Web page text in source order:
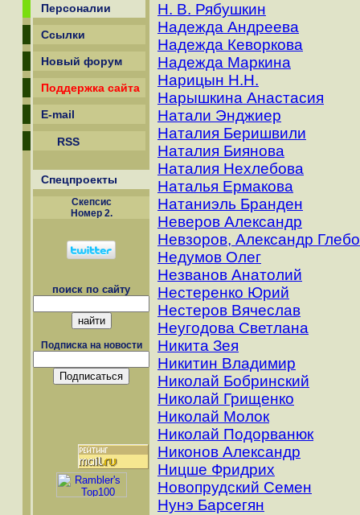
Персоналии
Ссылки
Новый форум
Поддержка сайта
E-mail
RSS
Спецпроекты
Скепсиc
Номер 2.
поиск по сайту
Подписка на новости
Н. В. Рябушкин
Надежда Андреева
Надежда Кеворкова
Надежда Маркина
Нарицын Н.Н.
Нарышкина Анастасия
Натали Энджиер
Наталия Беришвили
Наталия Биянова
Наталия Нехлебова
Наталья Ермакова
Натаниэль Бранден
Неверов Александр
Невзоров, Александр
Недумов Олег
Незванов Анатолий
Нестеренко Юрий
Нестеров Вячеслав
Неугодова Светлана
Никита Зея
Никитин Владимир
Николай Бобринский
Николай Грищенко
Николай Молок
Николай Подорванюк
Никонов Александр
Ницше Фридрих
Новопрудский Семен
Нунэ Барсегян